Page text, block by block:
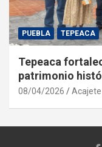
PUEBLA TEPEACA
Tepeaca
patrimonio
08/04/2026